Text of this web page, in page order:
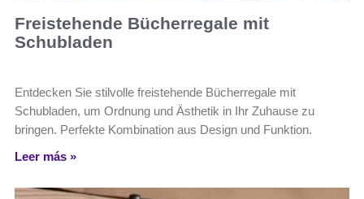
Freistehende Bücherregale mit
Schubladen
Entdecken Sie stilvolle freistehende Bücherregale mit
Schubladen, um Ordnung und Ästhetik in Ihr Zuhause zu
bringen. Perfekte Kombination aus Design und Funktion.
Leer más »